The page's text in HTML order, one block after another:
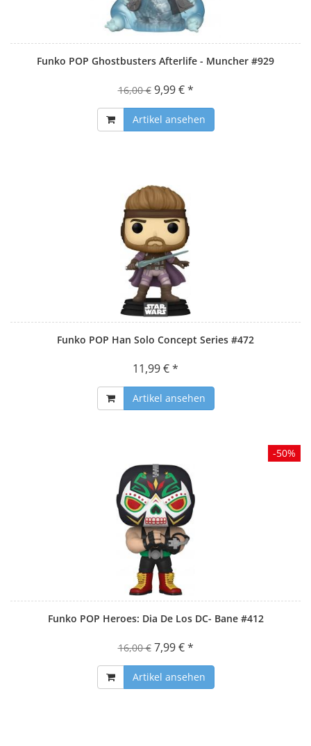
Funko POP Ghostbusters Afterlife - Muncher #929
16,00 € 9,99 € *
Artikel ansehen
Funko POP Han Solo Concept Series #472
11,99 € *
Artikel ansehen
Funko POP Heroes: Dia De Los DC- Bane #412
16,00 € 7,99 € *
Artikel ansehen
-50%